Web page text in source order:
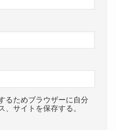
るためブラウザーに自分
、サイトを保存する。